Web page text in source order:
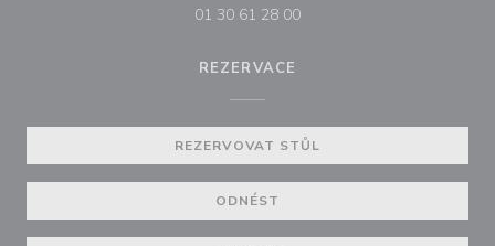
01 30 61 28 00
REZERVACE
REZERVOVAT STŮL
ODNÉST